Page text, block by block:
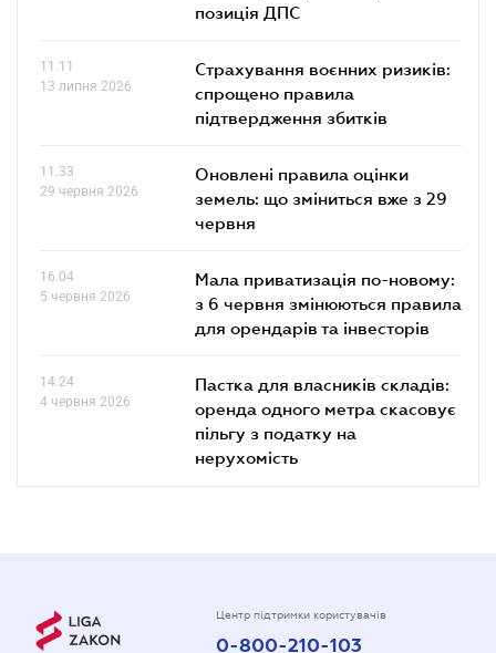
позиція ДПС
11.11
13 липня 2026
Страхування воєнних ризиків:
спрощено правила
підтвердження збитків
11.33
29 червня 2026
Оновлені правила оцінки
земель: що зміниться вже з 29
червня
16.04
5 червня 2026
Мала приватизація по-новому:
з 6 червня змінюються правила
для орендарів та інвесторів
14.24
4 червня 2026
Пастка для власників складів:
оренда одного метра скасовує
пільгу з податку на
нерухомість
Центр підтримки користувачів
0-800-210-103